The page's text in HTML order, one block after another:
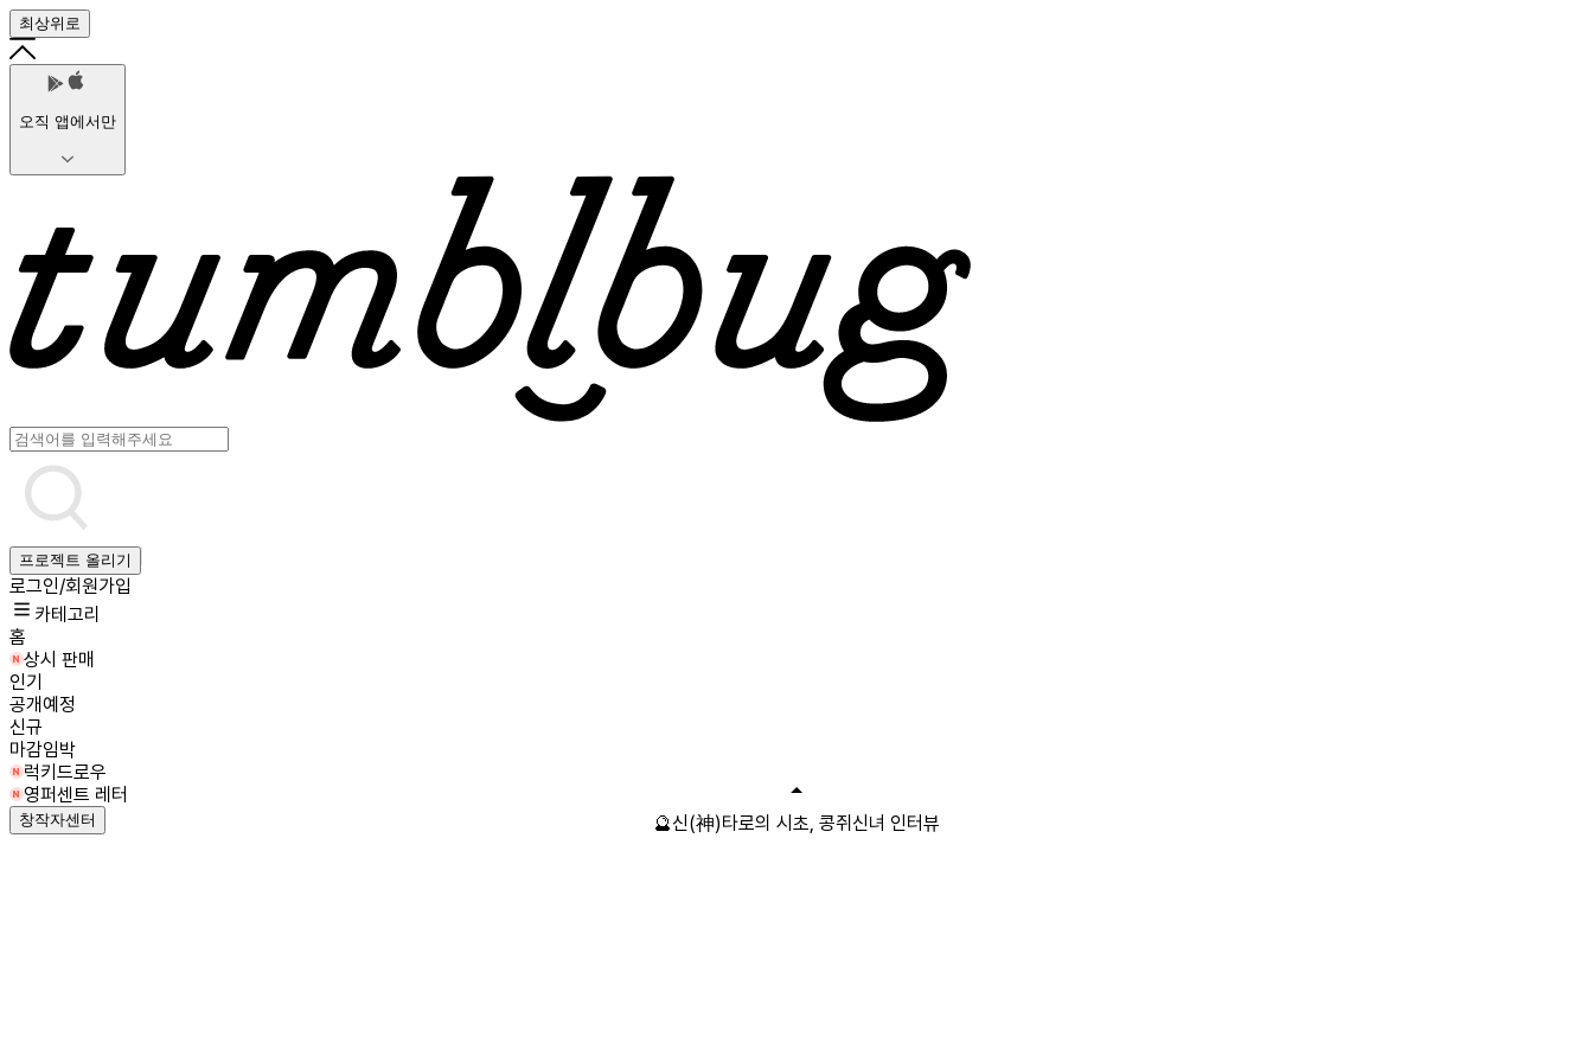
최상위로
오직 앱에서만
프로젝트 올리기
로그인/회원가입
카테고리
홈
상시 판매
인기
공개예정
신규
마감임박
럭키드로우
영퍼센트 레터
창작자센터 🔮신(神)타로의 시초, 콩쥐신녀 인터뷰